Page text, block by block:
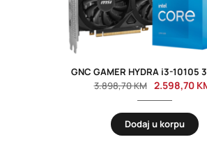
GNC GAMER HYDRA i3-10105
3.898,70KM 2.598,70
Dodaj u korpu